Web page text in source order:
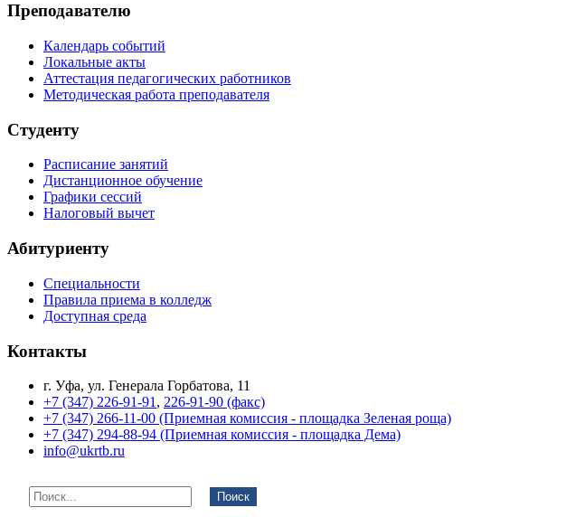
Преподавателю
Календарь событий
Локальные акты
Аттестация педагогических работников
Методическая работа преподавателя
Студенту
Расписание занятий
Дистанционное обучение
Графики сессий
Налоговый вычет
Абитуриенту
Специальности
Правила приема в колледж
Доступная среда
Контакты
г. Уфа, ул. Генерала Горбатова, 11
+7 (347) 226-91-91 , 226-91-90 (факс)
+7 (347) 266-11-00 (Приемная комиссия - площадка Зеленая роща)
+7 (347) 294-88-94 (Приемная комиссия - площадка Дема)
info@ukrtb.ru
Поиск